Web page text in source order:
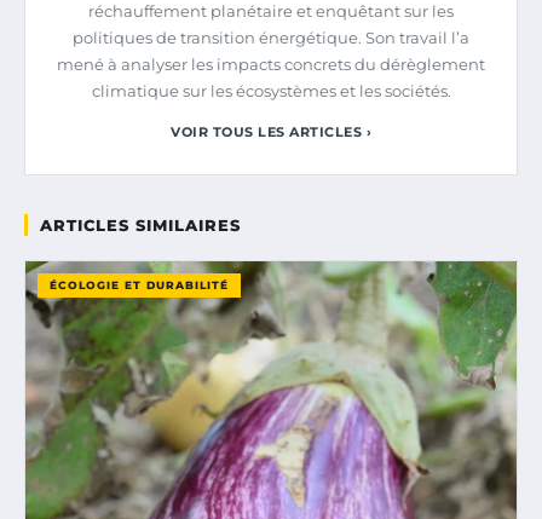
réchauffement planétaire et enquêtant sur les
politiques de transition énergétique. Son travail l’a
mené à analyser les impacts concrets du dérèglement
climatique sur les écosystèmes et les sociétés.
VOIR TOUS LES ARTICLES ›
ARTICLES SIMILAIRES
ÉCOLOGIE ET DURABILITÉ